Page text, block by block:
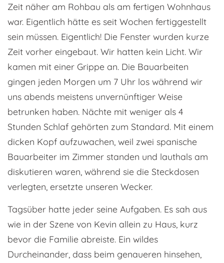
Zeit näher am Rohbau als am fertigen Wohnhaus
war. Eigentlich hätte es seit Wochen fertiggestellt
sein müssen. Eigentlich! Die Fenster wurden kurze
Zeit vorher eingebaut. Wir hatten kein Licht. Wir
kamen mit einer Grippe an. Die Bauarbeiten
gingen jeden Morgen um 7 Uhr los während wir
uns abends meistens unvernünftiger Weise
betrunken haben. Nächte mit weniger als 4
Stunden Schlaf gehörten zum Standard. Mit einem
dicken Kopf aufzuwachen, weil zwei spanische
Bauarbeiter im Zimmer standen und lauthals am
diskutieren waren, während sie die Steckdosen
verlegten, ersetzte unseren Wecker.
Tagsüber hatte jeder seine Aufgaben. Es sah aus
wie in der Szene von Kevin allein zu Haus, kurz
bevor die Familie abreiste. Ein wildes
Durcheinander, dass beim genaueren hinsehen,